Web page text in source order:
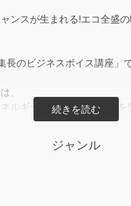
ンスが生まれる!エコ全盛
のビジネスボイス講座」
、
ルギーとして大きな注目を
ジャンル